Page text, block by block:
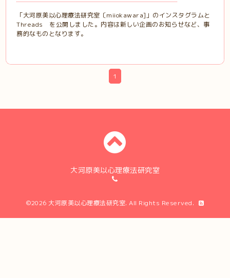
「大河原美以心理療法研究室〔miiokawara]」のインスタグラムと
Threads を公開しました。内容は新しい企画のお知らせなど、事
務的なものとなります。
1
大河原美以心理療法研究室
©2026 大河原美以心理療法研究室. All Rights Reserved.